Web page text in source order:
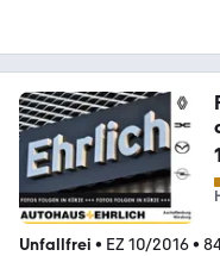
Unfallfrei • EZ 10/2016•